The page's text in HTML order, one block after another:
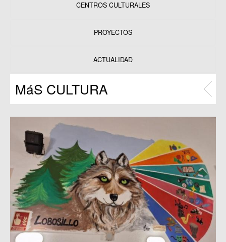
CENTROS CULTURALES
PROYECTOS
Programas
ACTUALIDAD
MáS CULTURA